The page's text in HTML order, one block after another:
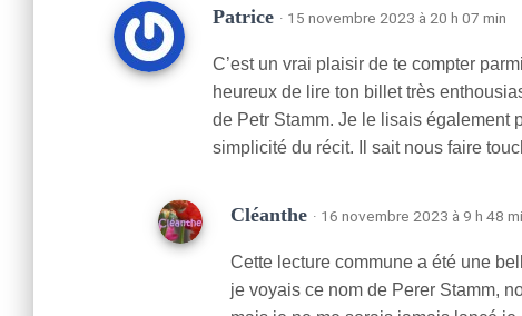
Patrice · 15 novembre 2023 à 20 h 07 min
C’est un vrai plaisir de te compter
heureux de lire ton billet très
de Petr Stamm. Je le lisais également
simplicité du récit. Il sait nous faire
Cléanthe · 16 novembre 2023 à 9 h 48
Cette lecture commune a été une
je voyais ce nom de Perer Stamm,